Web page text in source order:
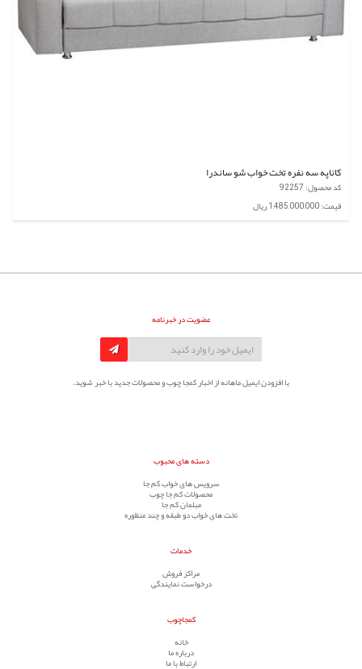
کاناپه سه نفره تخت خواب شو ساندرا
کد محصول: 92257
قیمت: 1,485,000,000 ریال
عضویت در خبرنامه
با افزودن ایمیل ماهانه از اخبار کمجا چوب و محصولات جدید با خبر شوید.
دسته های محبوب
سرویس های خواب کم جا
محصولات کم جا چوب
مبلمان کم جا
تخت های خواب دو طبقه و چند منظوره
خدمات
مراکز فروش
درخواست نمایندگی
کمجاچوب
خانه
درباره ما
ارتباط با ما